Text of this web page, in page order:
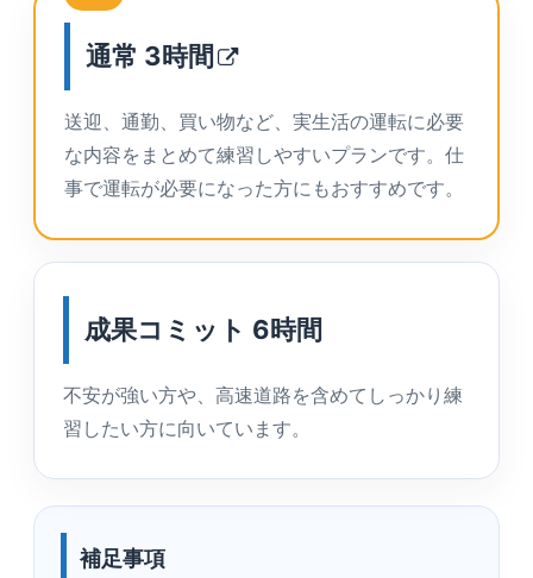
通常 3時間
送迎、通勤、買い物など、実生活の運転に必要
な内容をまとめて練習しやすいプランです。仕
事で運転が必要になった方にもおすすめです。
成果コミット 6時間
不安が強い方や、高速道路を含めてしっかり練
習したい方に向いています。
補足事項